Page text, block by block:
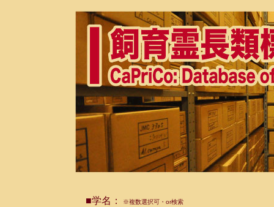
■学名： ※複数選択可・or検索